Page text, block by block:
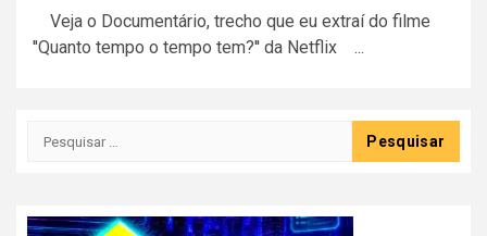
Veja o Documentário, trecho que eu extraí do filme
''Quanto tempo o tempo tem?'' da Netflix ...
Pesquisar